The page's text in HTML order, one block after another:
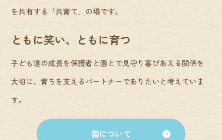
を共有する「共育て」の場です。
ともに笑い、ともに育つ
子ども達の成長を保護者と園とで見守り喜びあえる関係を
大切に、育ちを支えるパートナーでありたいと考えていま
す。
園について